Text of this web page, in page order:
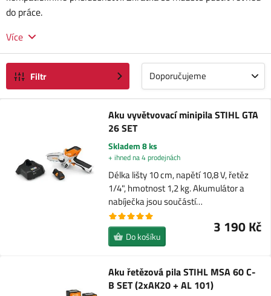
do práce.
Více
Filtr Doporučujeme
Aku vyvětvovací minipila STIHL GTA
26 SET
Skladem 8 ks
+ ihned na 4 prodejnách
Délka lišty 10 cm, napětí 10,8 V, řetěz
1/4", hmotnost 1,2 kg. Akumulátor a
nabíječka jsou součástí…
3 190 Kč
Do košíku
Aku řetězová pila STIHL MSA 60 C-
B SET (2xAK20 + AL 101)